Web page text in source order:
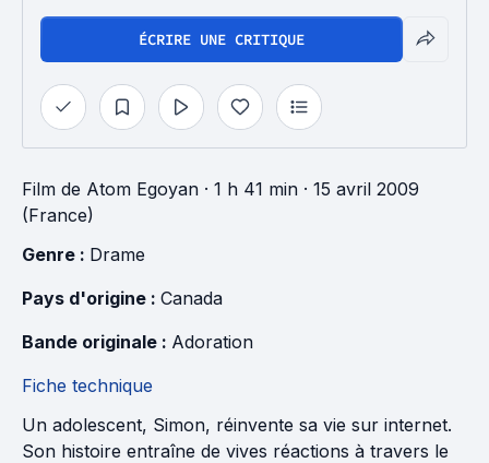
ÉCRIRE UNE CRITIQUE
Film de Atom Egoyan · 1 h 41 min · 15 avril 2009
(France)
Genre : Drame
Pays d'origine : Canada
Bande originale : Adoration
Fiche technique
Un adolescent, Simon, réinvente sa vie sur internet.
Son histoire entraîne de vives réactions à travers le